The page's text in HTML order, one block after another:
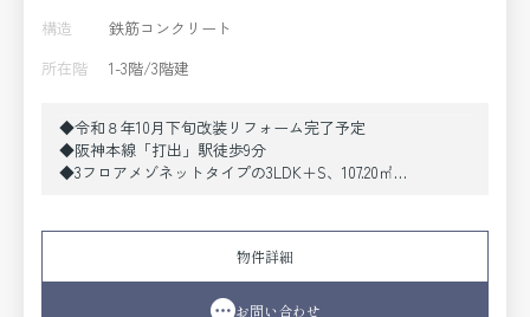
構造
鉄筋コンクリート
所在階
1-3階/3階建
◆令和８年10月下旬改装リフォーム完了予定
◆阪神本線「打出」駅徒歩9分
◆3フロアメゾネットタイプの3LDK＋S、107.20㎡
◆ビルトインガレージ付き
●設備取替〔システムキッチン（食洗機付）、ユニットバ
ス（浴室乾燥機付）、トイレ（温水洗浄便座付）、洗面化
物件詳細
お問い合わせ